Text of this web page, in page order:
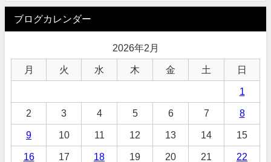
ブログカレンダー
2026年2月
月 火 水 木 金 土 日
1
2 3 4 5 6 7 8
9 10 11 12 13 14 15
16 17 18 19 20 21 22